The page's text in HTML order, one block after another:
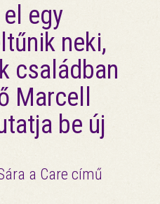
egy
neki,
családban
Marcell
be új
a Care című